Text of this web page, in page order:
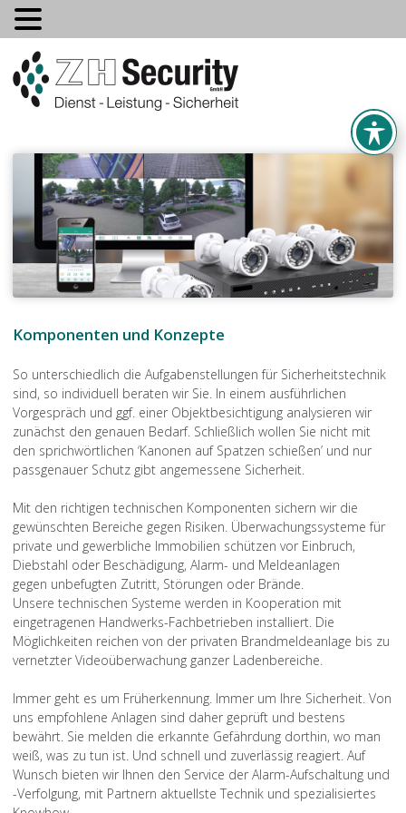
Komponenten und Konzepte
So unterschiedlich die Aufgabenstellungen für Sicherheitstechnik
sind, so individuell beraten wir Sie. In einem ausführlichen
Vorgespräch und ggf. einer Objektbesichtigung analysieren wir
zunächst den genauen Bedarf. Schließlich wollen Sie nicht mit
den sprichwörtlichen ‘Kanonen auf Spatzen schießen’ und nur
passgenauer Schutz gibt angemessene Sicherheit.
Mit den richtigen technischen Komponenten sichern wir die
gewünschten Bereiche gegen Risiken. Überwachungssysteme für
private und gewerbliche Immobilien schützen vor Einbruch,
Diebstahl oder Beschädigung, Alarm- und Meldeanlagen
gegen unbefugten Zutritt, Störungen oder Brände.
Unsere technischen Systeme werden in Kooperation mit
eingetragenen Handwerks-Fachbetrieben installiert. Die
Möglichkeiten reichen von der privaten Brandmeldeanlage bis zu
vernetzter Videoüberwachung ganzer Ladenbereiche.
Immer geht es um Früherkennung. Immer um Ihre Sicherheit. Von
uns empfohlene Anlagen sind daher geprüft und bestens
bewährt. Sie melden die erkannte Gefährdung dorthin, wo man
weiß, was zu tun ist. Und schnell und zuverlässig reagiert. Auf
Wunsch bieten wir Ihnen den Service der Alarm-Aufschaltung und
-Verfolgung, mit Partnern aktuellste Technik und spezialisiertes